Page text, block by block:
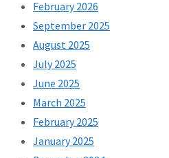
February 2026
September 2025
August 2025
July 2025
June 2025
March 2025
February 2025
January 2025